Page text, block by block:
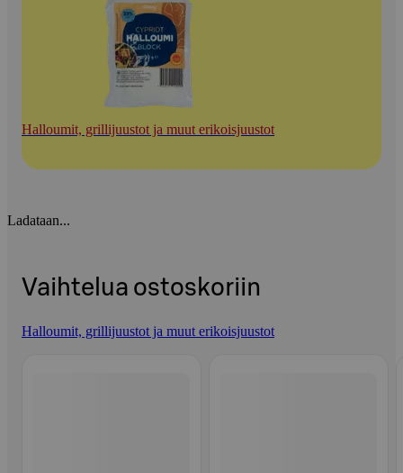
Halloumit, grillijuustot ja muut erikoisjuustot
Ladataan...
Vaihtelua ostoskoriin
Halloumit, grillijuustot ja muut erikoisjuustot